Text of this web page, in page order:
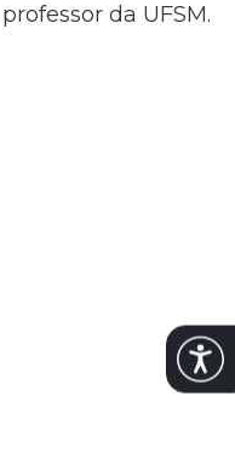
Abrir
da UFSM.